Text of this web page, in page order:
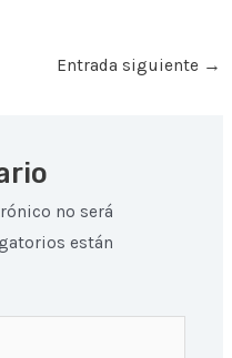
Entrada siguiente →
no será
están